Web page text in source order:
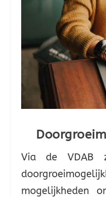
Via de VDAB
mogelijkheden